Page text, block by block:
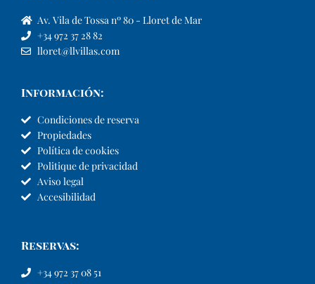
Av. Vila de Tossa nº 80 - Lloret de Mar
+34 972 37 28 82
lloret@llvillas.com
Información:
Condiciones de reserva
Propiedades
Política de cookies
Politique de privacidad
Aviso legal
Accesibilidad
Reservas:
+34 972 37 08 51